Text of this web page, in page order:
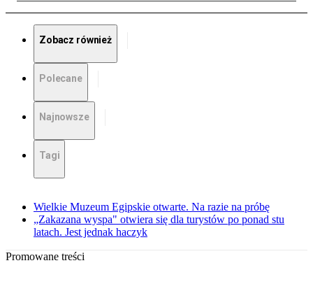
Zobacz również
Polecane
Najnowsze
Tagi
Wielkie Muzeum Egipskie otwarte. Na razie na próbę
„Zakazana wyspa" otwiera się dla turystów po ponad stu
latach. Jest jednak haczyk
Promowane treści